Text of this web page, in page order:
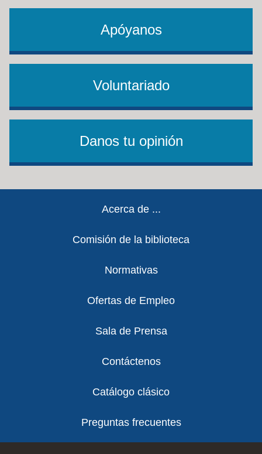
Apóyanos
Voluntariado
Danos tu opinión
Acerca de ...
Comisión de la biblioteca
Normativas
Ofertas de Empleo
Sala de Prensa
Contáctenos
Catálogo clásico
Preguntas frecuentes